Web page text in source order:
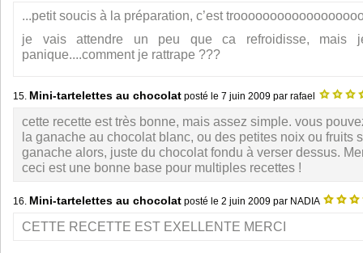
...petit soucis à la préparation, c’est
je vais attendre un peu que ca refroidisse, mais
panique....comment je rattrape ???
15. Mini-tartelettes au chocolat posté le 7 juin 2009 par rafael
cette recette est très bonne, mais assez simple. vous
la ganache au chocolat blanc, ou des petites noix ou fruits
ganache alors, juste du chocolat fondu à verser dessus.
ceci est une bonne base pour multiples recettes !
16. Mini-tartelettes au chocolat posté le 2 juin 2009 par NADIA
CETTE RECETTE EST EXELLENTE MERCI